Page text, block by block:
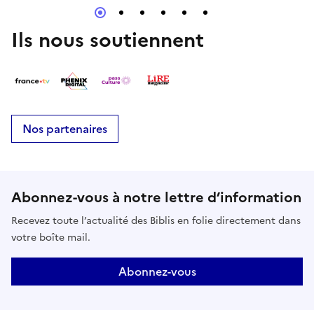
Ils nous soutiennent
Nos partenaires
Abonnez-vous à notre lettre d’information
Recevez toute l’actualité des Biblis en folie directement dans
votre boîte mail.
Abonnez-vous